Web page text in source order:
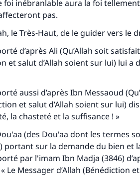
foi inébranlable aura la foi
pas.
le Très-Haut, de le guider vers le
d’après Ali (Qu’Allah soit
et salut d’Allah soient sur lui) lui a
aussi d’après Ibn Messaoud
et salut d’Allah soient sur lui)
la chasteté et la suffisance ! »
(des Dou'aa dont les termes
sur la demande du bien et
par l'imam Ibn Madja (3846)
Le Messager d’Allah (Bénédiction